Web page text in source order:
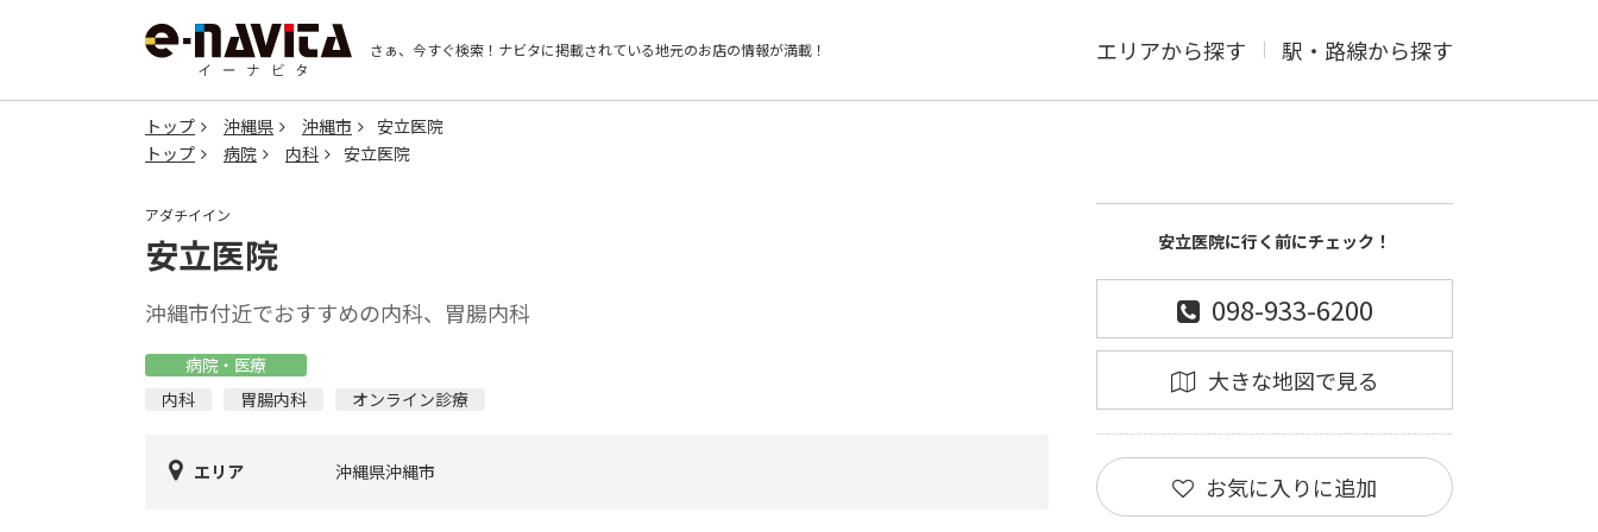
さぁ、今すぐ検索！ ナビタに掲載されている地元のお店の情報が満載！ エリアから探す 駅・路線から探す
トップ 沖縄県 沖縄市
安立医院
トップ
病院 内科 安立医院
アダチイイン
安立医院
沖縄市付近でおすすめの内科、胃腸内科
病院・医療
内科
胃腸内科 オンライン診療
エリア 沖縄県沖縄市
安立医院に行く前にチェック！
098-933-6200
大きな地図で見る
お気に入りに追加